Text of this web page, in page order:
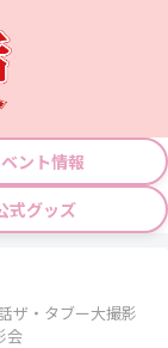
ント情報
式グッズ
ザ・タブー大撮影
会